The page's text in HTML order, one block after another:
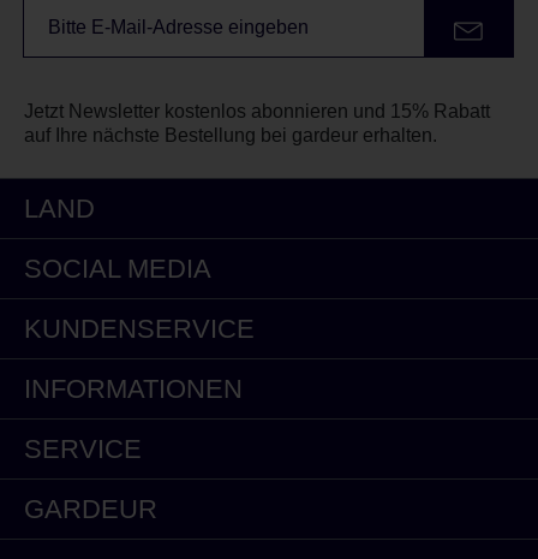
Jetzt Newsletter kostenlos abonnieren und 15% Rabatt
auf Ihre nächste Bestellung bei gardeur erhalten.
LAND
SOCIAL MEDIA
KUNDENSERVICE
INFORMATIONEN
SERVICE
GARDEUR